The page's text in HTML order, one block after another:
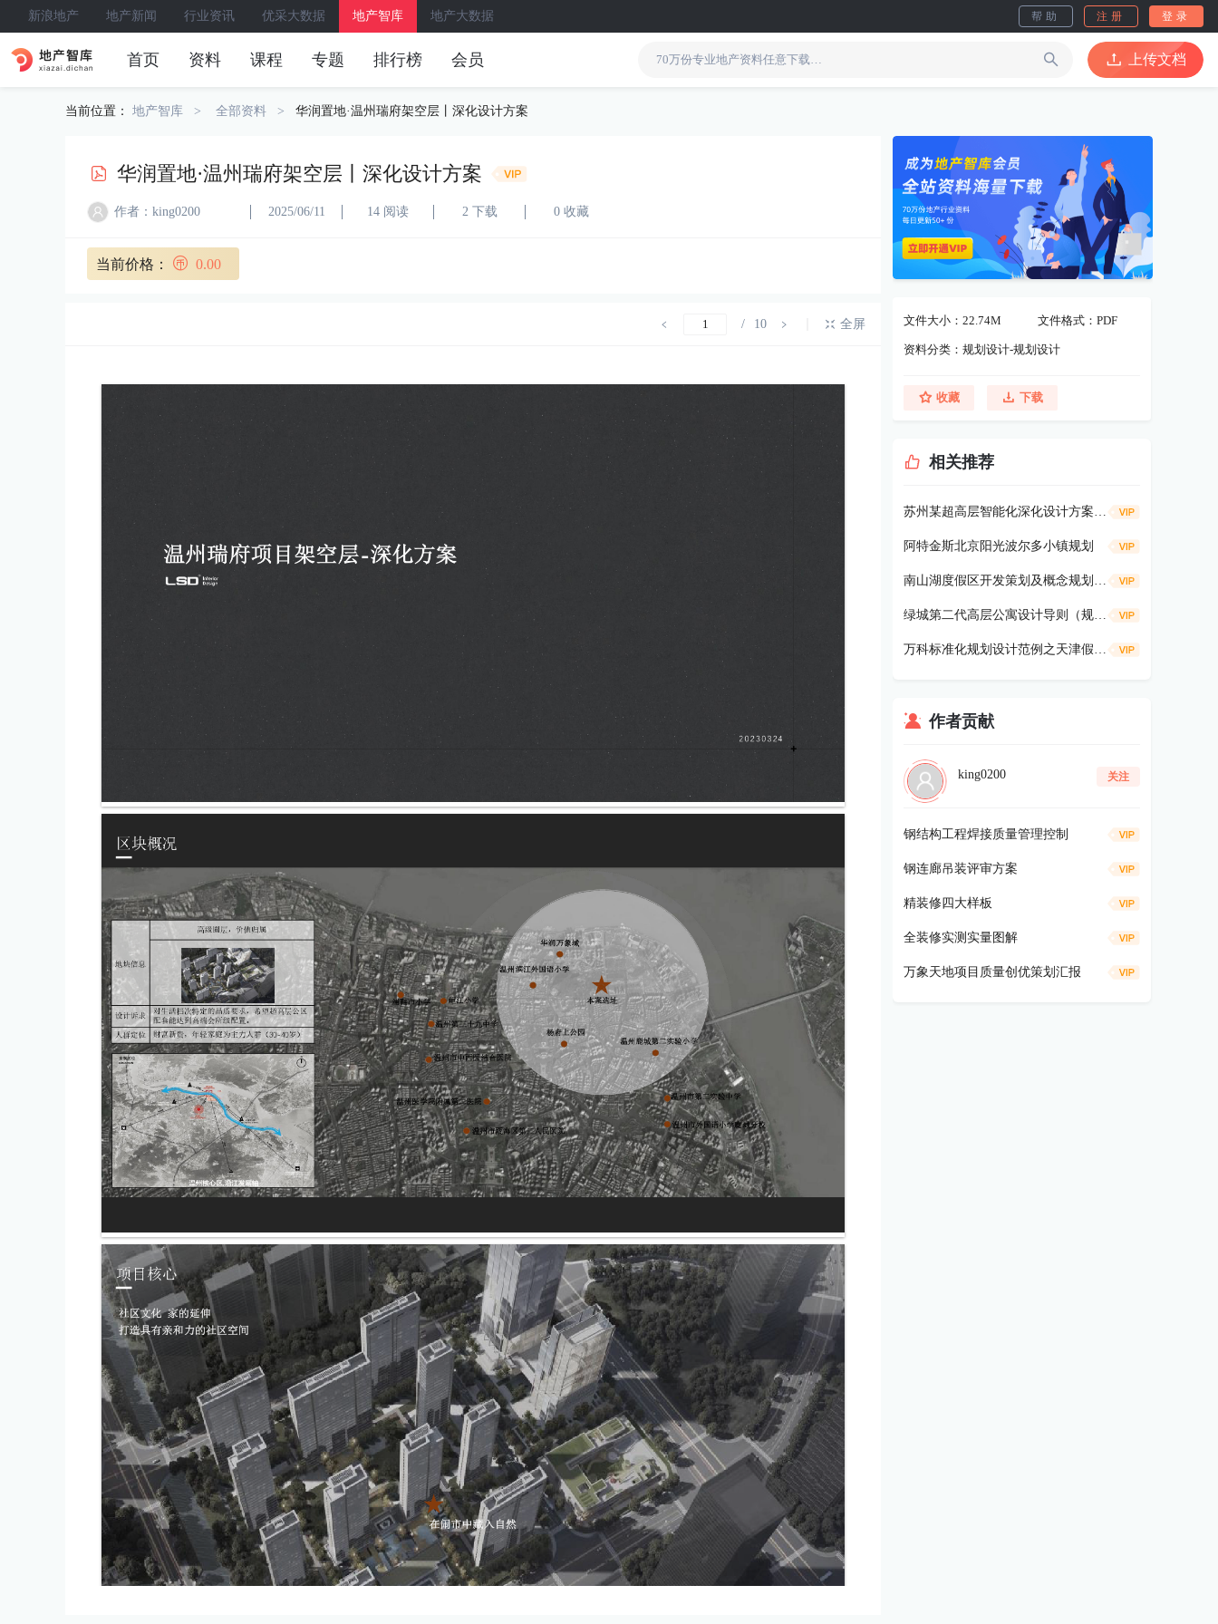
新浪地产 地产新闻 行业资讯 优采大数据 地产智库 地产大数据 帮助 注册 登录
首页 资料 课程 专题 排行榜 会员 上传文档
当前位置： 地产智库 全部资料 华润置地·温州瑞府架空层丨深化设计方案
华润置地·温州瑞府架空层丨深化设计方案
作者：king0200 2025/06/11 14 阅读 2 下载 0 收藏
当前价格： 0.00
/ 10 全屏 文件大小：22.74M 文件格式：PDF
资料分类：规划设计-规划设计
收藏 下载
相关推荐
苏州某超高层智能化深化设计方案134P
阿特金斯北京阳光波尔多小镇规划
南山湖度假区开发策划及概念规划75p
绿城第二代高层公寓设计导则（规划设计部）56p
万科标准化规划设计范例之天津假日风
作者贡献
king0200 关注
钢结构工程焊接质量管理控制
钢连廊吊装评审方案
精装修四大样板
全装修实测实量图解
万象天地项目质量创优策划汇报